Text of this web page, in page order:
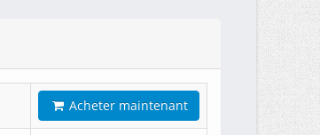
Acheter maintenant